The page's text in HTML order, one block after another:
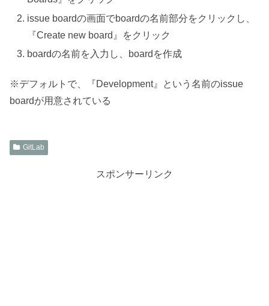
issue boardの画面でboardの名前部分をクリックし、
『Create new board』をクリック
boardの名前を入力し、boardを作成
※デフォルトで、『Development』という名前のissue
boardが用意されている
GitLab
スポンサーリンク